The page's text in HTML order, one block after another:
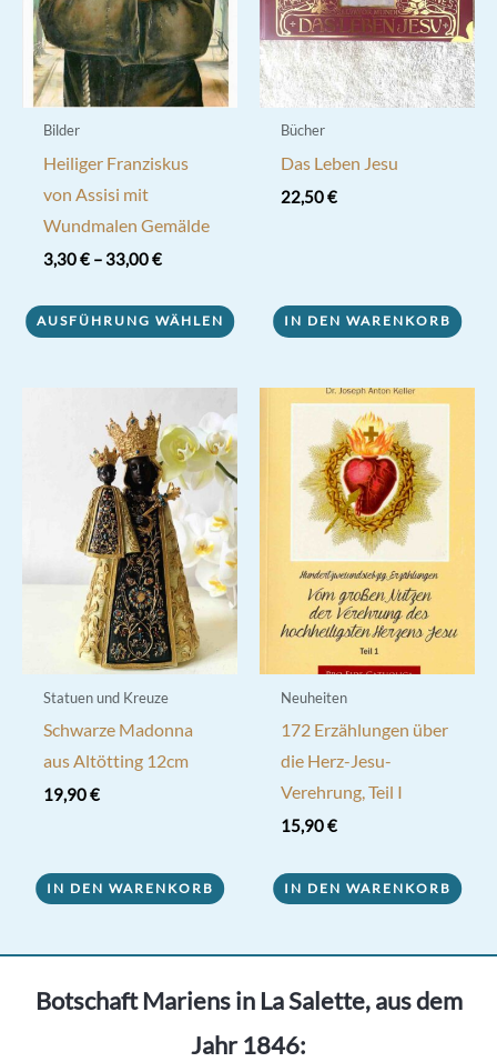
Bilder
Heiliger Franziskus
von Assisi mit
Wundmalen Gemälde
3,30€– 33,00€
AUSFÜHRUNG WÄHLEN
Produkt
Varianten
Optionen
können
Produktseite
gewählt
werden
Bücher
Das Leben Jesu
22,50€
IN DEN WARENKORB
Statuen und Kreuze
Schwarze Madonna
aus Altötting 12cm
19,90€
IN DEN WARENKORB
Neuheiten
172 Erzählungen über
die Herz-Jesu-
Verehrung, Teil I
15,90€
IN DEN WARENKORB
Botschaft Mariens in La Salette, aus dem
Jahr 1846: